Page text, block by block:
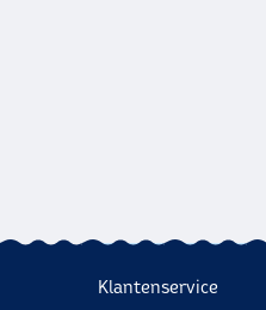
Klantenservice